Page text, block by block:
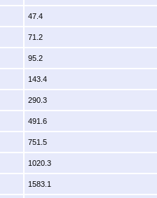
47.4
71.2
95.2
143.4
290.3
491.6
751.5
1020.3
1583.1